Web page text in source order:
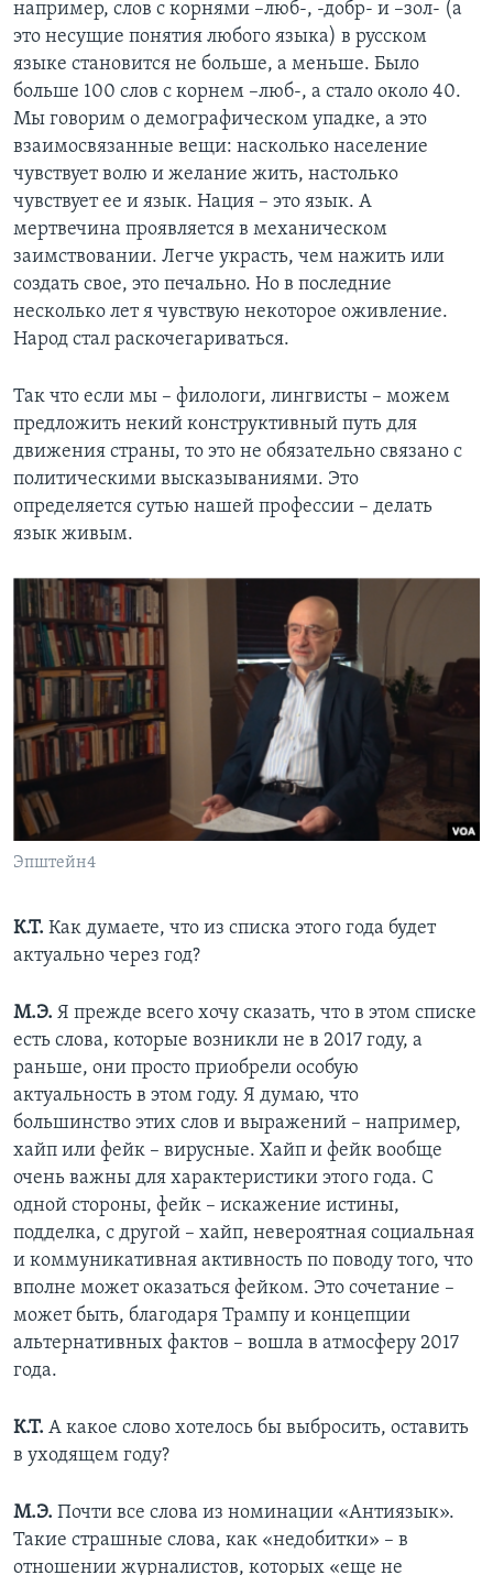
например, слов с корнями –люб-, -добр- и –зол- (а
это несущие понятия любого языка) в русском
языке становится не больше, а меньше. Было
больше 100 слов с корнем –люб-, а стало около 40.
Мы говорим о демографическом упадке, а это
взаимосвязанные вещи: насколько население
чувствует волю и желание жить, настолько
чувствует ее и язык. Нация – это язык. А
мертвечина проявляется в механическом
заимствовании. Легче украсть, чем нажить или
создать свое, это печально. Но в последние
несколько лет я чувствую некоторое оживление.
Народ стал раскочегариваться.
Так что если мы – филологи, лингвисты – можем
предложить некий конструктивный путь для
движения страны, то это не обязательно связано с
политическими высказываниями. Это
определяется сутью нашей профессии – делать
язык живым.
Эпштейн4
К.Т. Как думаете, что из списка этого года будет
актуально через год?
М.Э. Я прежде всего хочу сказать, что в этом списке
есть слова, которые возникли не в 2017 году, а
раньше, они просто приобрели особую
актуальность в этом году. Я думаю, что
большинство этих слов и выражений – например,
хайп или фейк – вирусные. Хайп и фейк вообще
очень важны для характеристики этого года. С
одной стороны, фейк – искажение истины,
подделка, с другой – хайп, невероятная социальная
и коммуникативная активность по поводу того, что
вполне может оказаться фейком. Это сочетание –
может быть, благодаря Трампу и концепции
альтернативных фактов – вошла в атмосферу 2017
года.
К.Т. А какое слово хотелось бы выбросить, оставить
в уходящем году?
М.Э. Почти все слова из номинации «Антиязык».
Такие страшные слова, как «недобитки» – в
отношении журналистов, которых «еще не